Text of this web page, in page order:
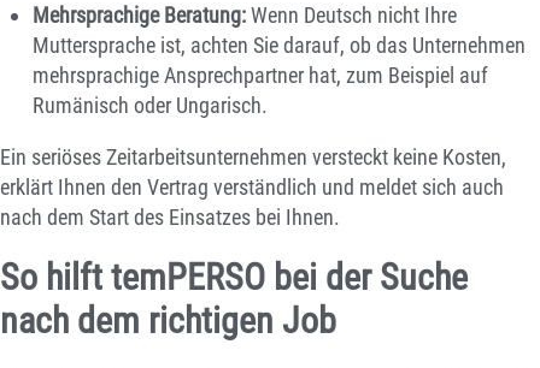
Mehrsprachige Beratung:Wenn Deutsch nicht Ihre
Muttersprache ist, achten Sie darauf, ob das Unternehmen
mehrsprachige Ansprechpartner hat, zum Beispiel auf
Rumänisch oder Ungarisch.
Ein seriöses Zeitarbeitsunternehmen versteckt keine Kosten,
erklärt Ihnen den Vertrag verständlich und meldet sich auch
nach dem Start des Einsatzes bei Ihnen.
So hilft temPERSO bei der Suche
nach dem richtigen Job